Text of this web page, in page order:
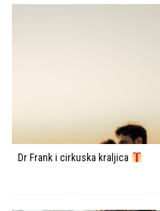
Dr Frank i cirkuska kraljica